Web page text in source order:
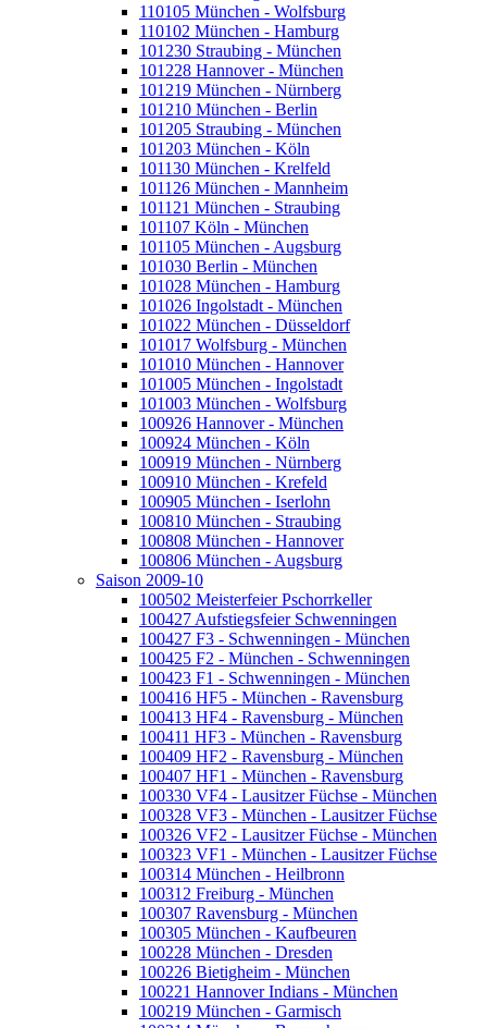
110105 München - Wolfsburg
110102 München - Hamburg
101230 Straubing - München
101228 Hannover - München
101219 München - Nürnberg
101210 München - Berlin
101205 Straubing - München
101203 München - Köln
101130 München - Krelfeld
101126 München - Mannheim
101121 München - Straubing
101107 Köln - München
101105 München - Augsburg
101030 Berlin - München
101028 München - Hamburg
101026 Ingolstadt - München
101022 München - Düsseldorf
101017 Wolfsburg - München
101010 München - Hannover
101005 München - Ingolstadt
101003 München - Wolfsburg
100926 Hannover - München
100924 München - Köln
100919 München - Nürnberg
100910 München - Krefeld
100905 München - Iserlohn
100810 München - Straubing
100808 München - Hannover
100806 München - Augsburg
Saison 2009-10
100502 Meisterfeier Pschorrkeller
100427 Aufstiegsfeier Schwenningen
100427 F3 - Schwenningen - München
100425 F2 - München - Schwenningen
100423 F1 - Schwenningen - München
100416 HF5 - München - Ravensburg
100413 HF4 - Ravensburg - München
100411 HF3 - München - Ravensburg
100409 HF2 - Ravensburg - München
100407 HF1 - München - Ravensburg
100330 VF4 - Lausitzer Füchse - München
100328 VF3 - München - Lausitzer Füchse
100326 VF2 - Lausitzer Füchse - München
100323 VF1 - München - Lausitzer Füchse
100314 München - Heilbronn
100312 Freiburg - München
100307 Ravensburg - München
100305 München - Kaufbeuren
100228 München - Dresden
100226 Bietigheim - München
100221 Hannover Indians - München
100219 München - Garmisch